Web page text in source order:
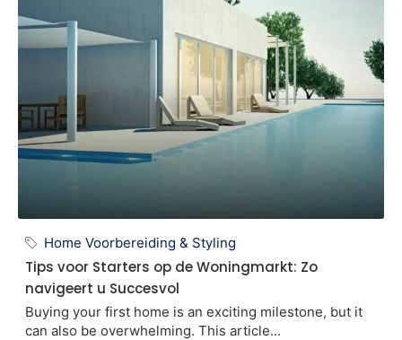
Home Voorbereiding & Styling
Tips voor Starters op de Woningmarkt: Zo
navigeert u Succesvol
Buying your first home is an exciting milestone, but it
can also be overwhelming. This article...